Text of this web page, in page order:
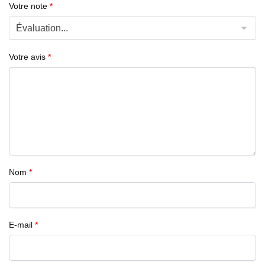
Votre note *
Votre avis *
Nom *
E-mail *